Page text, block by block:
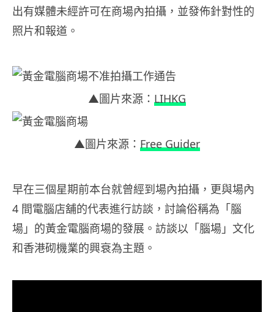
出有媒體未經許可在商場內拍攝，並發佈針對性的
照片和報道。
▲圖片來源： LIHKG
▲圖片來源： Free Guider
早在三個星期前本台就曾經到場內拍攝，更與場內
4 間電腦店舖的代表進行訪談，討論俗稱為「腦
場」的黃金電腦商場的發展。訪談以「腦場」文化
和香港砌機業的興衰為主題。